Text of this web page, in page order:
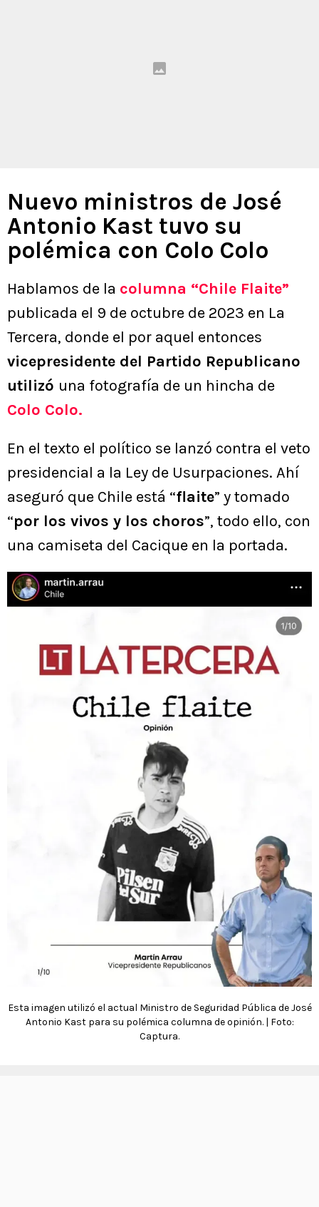
Nuevo ministros de José
Antonio Kast tuvo su
polémica con Colo Colo
Hablamos de la columna “Chile Flaite”
publicada el 9 de octubre de 2023 en La
Tercera, donde el por aquel entonces
vicepresidente del Partido Republicano
utilizó una fotografía de un hincha de
Colo Colo.
En el texto el político se lanzó contra el veto
presidencial a la Ley de Usurpaciones. Ahí
aseguró que Chile está “flaite” y tomado
“por los vivos y los choros”, todo ello, con
una camiseta del Cacique en la portada.
Esta imagen utilizó el actual Ministro de Seguridad Pública de José
Antonio Kast para su polémica columna de opinión. | Foto:
Captura.